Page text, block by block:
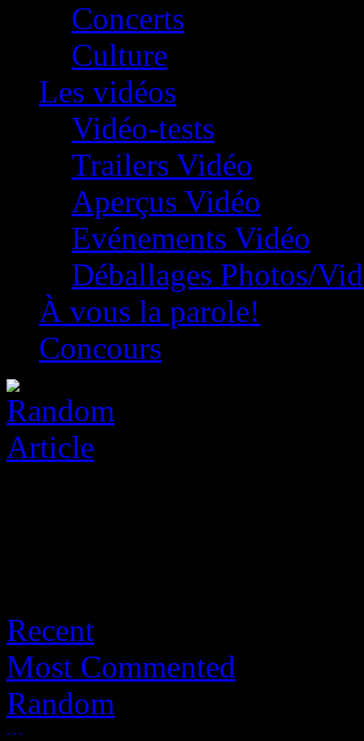
Concerts
Culture
Les vidéos
Vidéo-tests
Trailers Vidéo
Aperçus Vidéo
Evénements Vidéo
Déballages Photos/
À vous la parole!
Concours
Recent
Most Commented
Random